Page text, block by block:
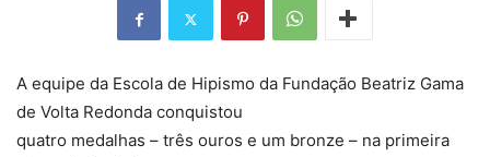
A equipe da Escola de Hipismo da Fundação Beatriz Gama
de Volta Redonda conquistou
quatro medalhas – três ouros e um bronze – na primeira